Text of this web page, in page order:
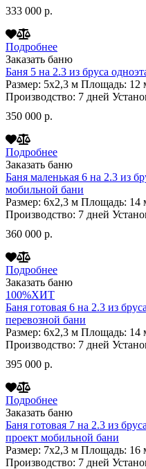
333 000 р.
Подробнее
Заказать баню
Баня 5 на 2.3 из бруса
Размер: 5х2,3 м Площадь: 12
Производство: 7 дней
350 000 р.
Подробнее
Заказать баню
Баня маленькая 6 на 2.3 из
мобильной бани
Размер: 6х2,3 м Площадь: 14
Производство: 7 дней
360 000 р.
Подробнее
Заказать баню
100%ХИТ
Баня готовая 6 на 2.3 из
перевозной бани
Размер: 6х2,3 м Площадь: 14
Производство: 7 дней
395 000 р.
Подробнее
Заказать баню
Баня готовая 7 на 2.3 из
проект мобильной бани
Размер: 7х2,3 м Площадь: 16
Производство: 7 дней